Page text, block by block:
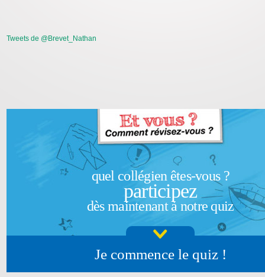
Tweets de @Brevet_Nathan
quel collégien êtes-vous ?
participez
dès maintenant à notre quiz
Je commence le quiz !